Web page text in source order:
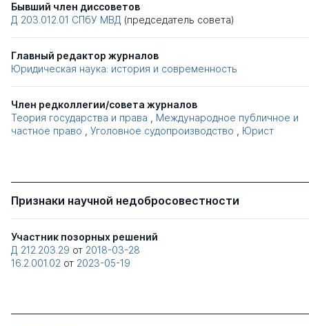
Бывший член диссоветов
Д 203.012.01 СПбУ МВД (председатель совета)
Главный редактор журналов
Юридическая наука: история и современность
Член редколлегии/совета журналов
Теория государства и права
Международное публичное и
частное право
Уголовное судопроизводство Юрист
Признаки научной недобросовестности
Участник позорных решений
Д 212.203.29 от 2018-03-28
16.2.001.02 от 2023-05-19